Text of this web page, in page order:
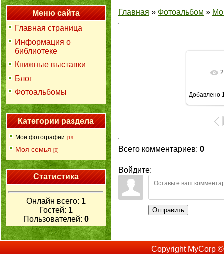
Меню сайта
Главная страница
Информация о
библиотеке
Книжные выставки
Блог
Фотоальбомы
Категории раздела
Мои фотографии [19]
Моя семья [0]
Статистика
Онлайн всего: 1
Гостей: 1
Пользователей: 0
Главная » Фотоальбом »
Добавлено
Всего комментариев: 0
Войдите:
Отправить
Copyright MyCorp